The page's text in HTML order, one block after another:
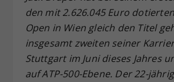
den mit 2.626.045 Euro
Open in Wien gleich den Titel
insgesamt zweiten seiner
Stuttgart im Juni dieses Jahres
auf ATP-500-Ebene. Der 22-
Zweck
Dieser Wert speichert
Einstellungen. Unter
zufällig generierte ID,
historische
vorgenommen
Webseiten-Betreiber